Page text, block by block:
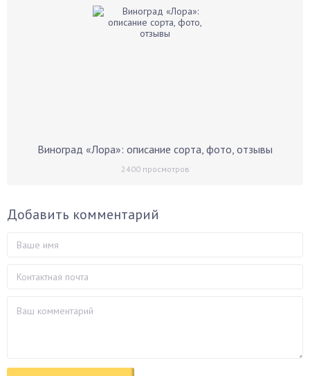
Виноград «Лора»: описание сорта, фото, отзывы
2400просмотров
Добавить комментарий